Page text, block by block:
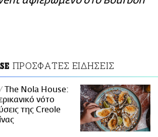
ΠΡΟΣΦΑΤΕΣ ΕΙΔΗΣΕΙΣ
The Nola House:
νότο
της Creole